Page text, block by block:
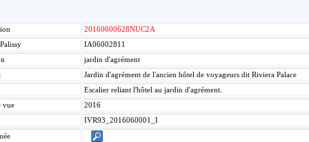
20160600628NUC2A
IA06002811
jardin d'agrément
Jardin d'agrément de l'ancien hôtel de voyageurs dit Riviera Palace
Escalier reliant l'hôtel au jardin d'agrément.
vue
2016
IVR93_2016060001_I